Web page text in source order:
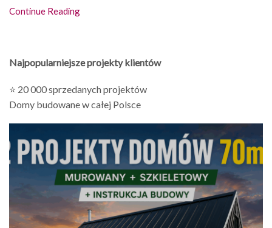
Continue Reading
Najpopularniejsze projekty klientów
⭐ 20 000 sprzedanych projektów
Domy budowane w całej Polsce